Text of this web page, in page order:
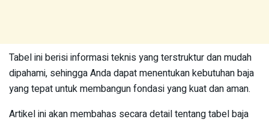
Tabel ini berisi informasi teknis yang terstruktur dan mudah
dipahami, sehingga Anda dapat menentukan kebutuhan baja
yang tepat untuk membangun fondasi yang kuat dan aman.
Artikel ini akan membahas secara detail tentang tabel baja